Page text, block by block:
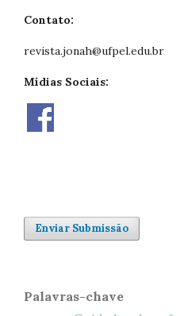
Contato:
revista.jonah@ufpel.edu.br
Mídias Sociais:
Enviar Submissão
Palavras-chave